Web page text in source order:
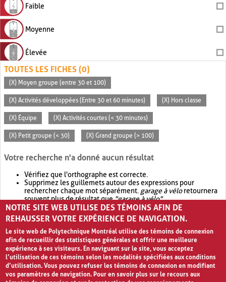
Faible
Moyenne
Élevée
TOUTES LES FICHES (0)
(X) Moyen groupe (entre 30 et 100)
(X) Activités développées (Entre 30 et 60 minutes) (X) Hors classe
(X) Équipe (X) Activités courtes (< 30 minutes)
(X) Petit groupe (< 30) (X) Grand groupe (> 100)
Votre recherche n'a donné aucun résultat
Vérifiez que l'orthographe est correcte.
Supprimez les guillemets autour des expressions pour
rechercher chaque mot séparément. garage à véloretournera
souvent plus de résultat que"garage à vélo".
Envisagez d'élargir votre recherche avec OR.garage OR vélo
retournera souvent plus de résultat quegarage à vélo
NOTRE SITE WEB UTILISE DES TÉMOINS AFIN DE
REHAUSSER VOTRE EXPÉRIENCE DE NAVIGATION.
Le site web de Polytechnique Montréal utilise des témoins de connexion
afin de recueillir des statistiques générales et offrir une meilleure
expérience à ses visiteurs. En naviguant sur le site, vous acceptez
l’utilisation de ces témoins selon les modalités spécifiées aux conditions
d’utilisation. Vous pouvez refuser les témoins de connexion en modifiant
vos paramètres de navigation. Pour en savoir plus sur le recours aux